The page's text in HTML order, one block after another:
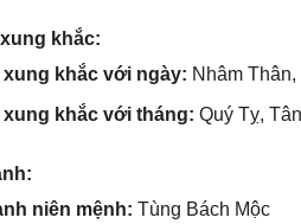
khắc:
xunɡ khắc với ngày: Nhâm
xunɡ khắc với tháng: Quý Tỵ,
niên mệnh: Tùnɡ Bách Mộc